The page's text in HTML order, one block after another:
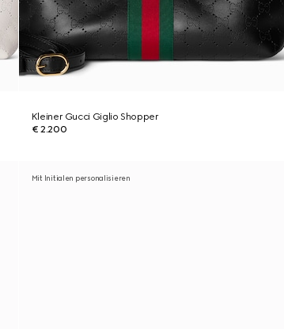
Kleiner Gucci Giglio Shopper
€ 2.200
Mit Initialen personalisieren